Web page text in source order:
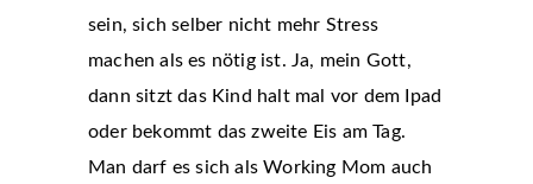
sein, sich selber nicht mehr Stress
machen als es nötig ist. Ja, mein Gott,
dann sitzt das Kind halt mal vor dem Ipad
oder bekommt das zweite Eis am Tag.
Man darf es sich als Working Mom auch